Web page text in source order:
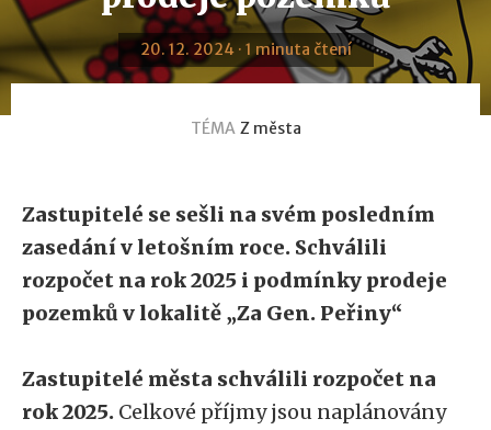
20. 12. 2024 · 1 minuta čtení
TÉMA Z města
Zastupitelé se sešli na svém posledním
zasedání v letošním roce. Schválili
rozpočet na rok 2025 i podmínky prodeje
pozemků v lokalitě „Za Gen. Peřiny“
Zastupitelé města schválili rozpočet na
rok 2025. Celkové příjmy jsou naplánovány